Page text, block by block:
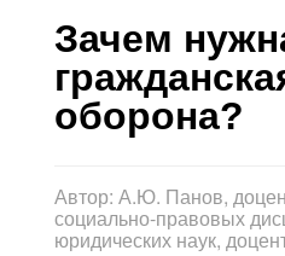
Контакты
Блог
Зачем
оборона?
Автор: А.Ю. Панов,
социально-правовых
юридических наук,